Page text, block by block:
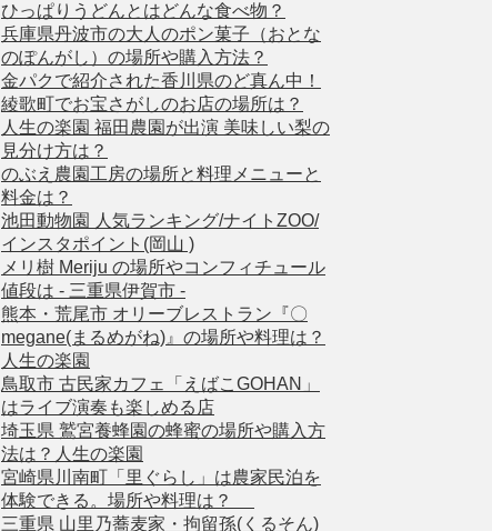
ひっぱりうどんとはどんな食べ物？
兵庫県丹波市の大人のポン菓子（おとな
のぽんがし）の場所や購入方法？
金パクで紹介された香川県のど真ん中！
綾歌町でお宝さがしのお店の場所は？
人生の楽園 福田農園が出演 美味しい梨の
見分け方は？
のぶえ農園工房の場所と料理メニューと
料金は？
池田動物園 人気ランキング/ナイトZOO/
インスタポイント(岡山 )
メリ樹 Meriju の場所やコンフィチュール
値段は - 三重県伊賀市 -
熊本・荒尾市 オリーブレストラン『〇
megane(まるめがね)』の場所や料理は？
人生の楽園
鳥取市 古民家カフェ「えばこGOHAN」
はライブ演奏も楽しめる店
埼玉県 鷲宮養蜂園の蜂蜜の場所や購入方
法は？人生の楽園
宮崎県川南町「里ぐらし」は農家民泊を
体験できる。場所や料理は？
三重県 山里乃蕎麦家・拘留孫(くるそん)